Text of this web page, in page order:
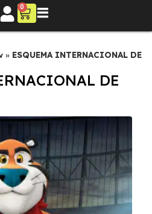
0
» ESQUEMA INTERNACIONAL DE
DE